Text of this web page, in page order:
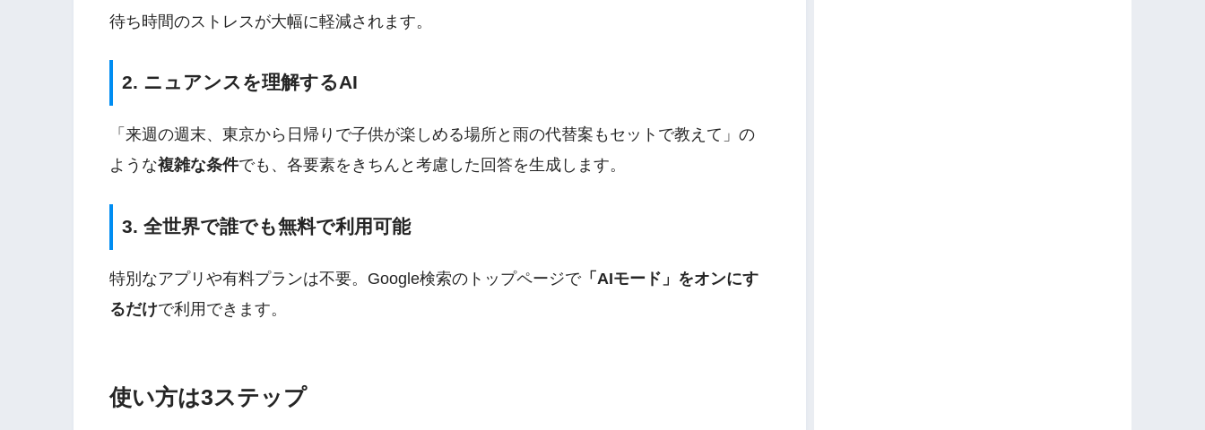
待ち時間のストレスが大幅に軽減されます。
2. ニュアンスを理解するAI
「来週の週末、東京から日帰りで子供が楽しめる場所と雨の代替案もセットで教えて」の
ような複雑な条件でも、各要素をきちんと考慮した回答を生成します。
3. 全世界で誰でも無料で利用可能
特別なアプリや有料プランは不要。Google検索のトップページで「AIモード」をオンにす
るだけで利用できます。
使い方は3ステップ